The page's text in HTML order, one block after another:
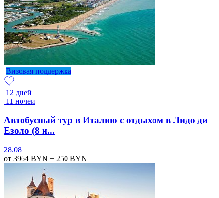
Визовая поддержка
12 дней
11 ночей
Автобусный тур в Италию с отдыхом в Лидо ди
Езоло (8 н...
28.08
от 3964 BYN + 250 BYN